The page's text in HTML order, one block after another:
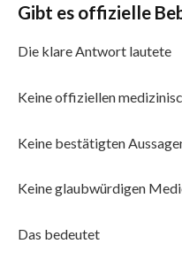
Gibt es offizielle
Die klare Antwort lautete
Keine offiziellen
Keine bestätigten
Keine glaubwürdigen
Das bedeutet